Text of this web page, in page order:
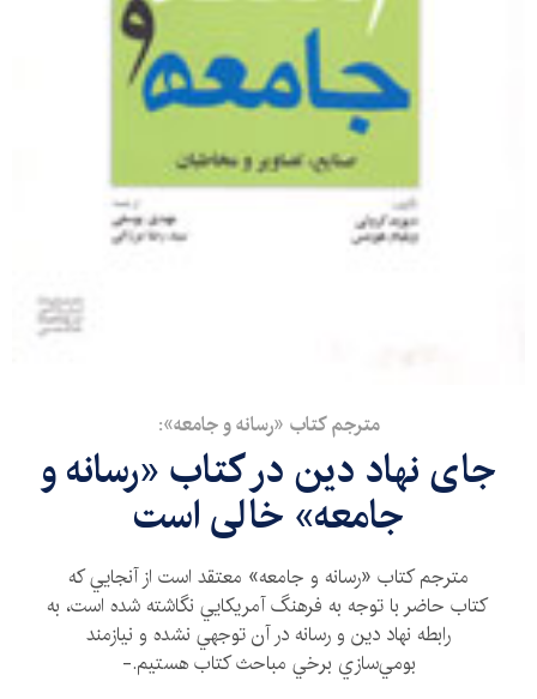
مترجم كتاب «رسانه و جامعه»:
جای نهاد دين در كتاب «رسانه و
جامعه» خالی است
مترجم كتاب «رسانه و جامعه» معتقد است از آنجايي كه
كتاب حاضر با توجه به فرهنگ آمريكايي نگاشته شده است، به
رابطه نهاد دين و رسانه در آن توجهي نشده و نيازمند
بومي‌سازي برخي مباحث كتاب هستيم.-